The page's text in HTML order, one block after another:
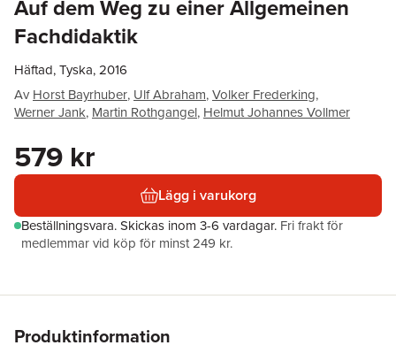
Auf dem Weg zu einer Allgemeinen
Fachdidaktik
Häftad, Tyska, 2016
Av Horst Bayrhuber, Ulf Abraham,Volker Frederking,
Werner Jank, Martin Rothgangel, Helmut Johannes Vollmer
579 kr
Lägg i varukorg
Beställningsvara.Skickas inom 3-6 vardagar. Fri frakt för
medlemmar vid köp för minst 249 kr.
Produktinformation